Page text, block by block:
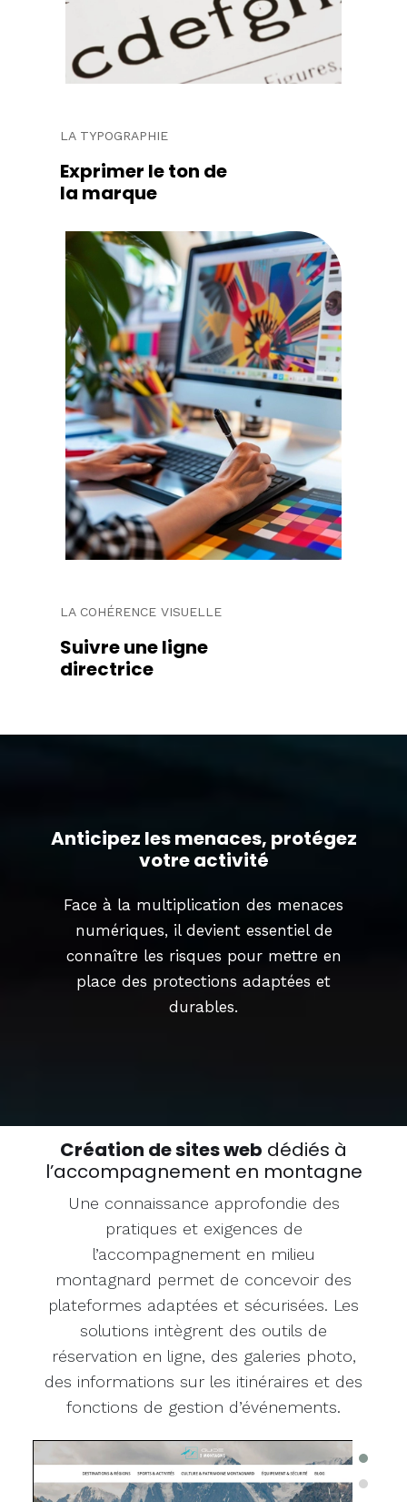
LA TYPOGRAPHIE
Exprimer le ton de
la marque
LA COHÉRENCE VISUELLE
Suivre une ligne
directrice
Anticipez les menaces, protégez
votre activité
Face à la multiplication des menaces
numériques, il devient essentiel de
connaître les risques pour mettre en
place des protections adaptées et
durables.
Création de sites web dédiés à
l’accompagnement en montagne
Une connaissance approfondie des
pratiques et exigences de
l’accompagnement en milieu
montagnard permet de concevoir des
plateformes adaptées et sécurisées. Les
solutions intègrent des outils de
réservation en ligne, des galeries photo,
des informations sur les itinéraires et des
fonctions de gestion d’événements.